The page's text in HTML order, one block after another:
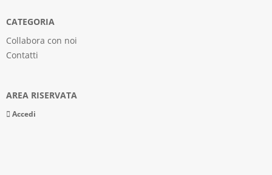
CATEGORIA
Collabora con noi
Contatti
AREA RISERVATA
Accedi